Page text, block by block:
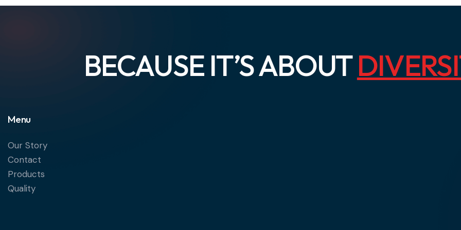
BECAUSE IT’S ABOUT
Menu
Our Story
Contact
Products
Quality